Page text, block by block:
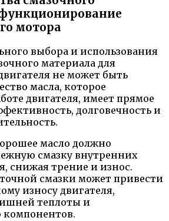
мотора
выбора и использования
материала для
не может быть
масла, которое
двигателя, имеет прямое
долговечность и
масло должно
смазку внутренних
снижая трение и износ.
смазки может привести
износу двигателя,
теплоты и